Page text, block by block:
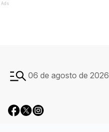
Ads
06 de agosto de 2026